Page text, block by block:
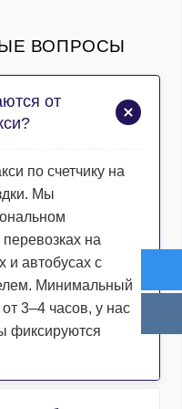
ВОПРОСЫ
от
по счетчику на
Мы
на
и автобусах с
Минимальный
3–4 часов, у нас
фиксируются